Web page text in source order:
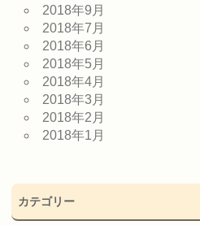
2018年9月
2018年7月
2018年6月
2018年5月
2018年4月
2018年3月
2018年2月
2018年1月
カテゴリー